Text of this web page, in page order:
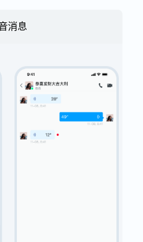
消息